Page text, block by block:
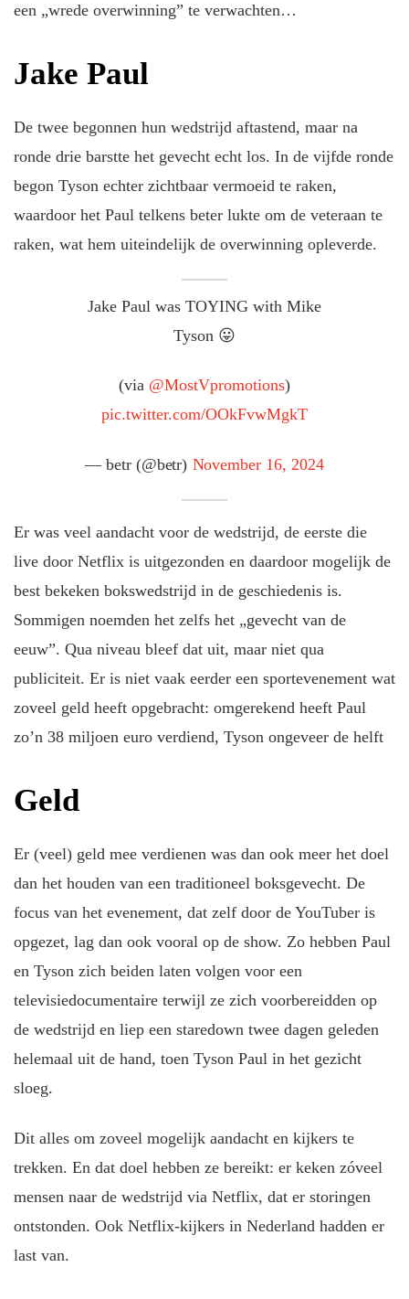
een „wrede overwinning” te verwachten…
Jake Paul
De twee begonnen hun wedstrijd aftastend, maar na
ronde drie barstte het gevecht echt los. In de vijfde ronde
begon Tyson echter zichtbaar vermoeid te raken,
waardoor het Paul telkens beter lukte om de veteraan te
raken, wat hem uiteindelijk de overwinning opleverde.
Jake Paul was TOYING with Mike
Tyson 😛
(via @MostVpromotions)
pic.twitter.com/OOkFvwMgkT
— betr (@betr) November 16, 2024
Er was veel aandacht voor de wedstrijd, de eerste die
live door Netflix is uitgezonden en daardoor mogelijk de
best bekeken bokswedstrijd in de geschiedenis is.
Sommigen noemden het zelfs het „gevecht van de
eeuw”. Qua niveau bleef dat uit, maar niet qua
publiciteit. Er is niet vaak eerder een sportevenement wat
zoveel geld heeft opgebracht: omgerekend heeft Paul
zo’n 38 miljoen euro verdiend, Tyson ongeveer de helft
Geld
Er (veel) geld mee verdienen was dan ook meer het doel
dan het houden van een traditioneel boksgevecht. De
focus van het evenement, dat zelf door de YouTuber is
opgezet, lag dan ook vooral op de show. Zo hebben Paul
en Tyson zich beiden laten volgen voor een
televisiedocumentaire terwijl ze zich voorbereidden op
de wedstrijd en liep een staredown twee dagen geleden
helemaal uit de hand, toen Tyson Paul in het gezicht
sloeg.
Dit alles om zoveel mogelijk aandacht en kijkers te
trekken. En dat doel hebben ze bereikt: er keken zóveel
mensen naar de wedstrijd via Netflix, dat er storingen
ontstonden. Ook Netflix-kijkers in Nederland hadden er
last van.